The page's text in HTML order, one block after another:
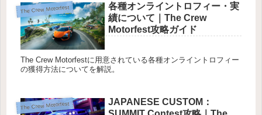
The Crew Motorfest
各種オンライントロフィー・実
績について｜The Crew
Motorfest攻略ガイド
The Crew Motorfestに用意されている各種オンライントロフィー
の獲得方法についてを解説。
The Crew Motorfest
JAPANESE CUSTOM：